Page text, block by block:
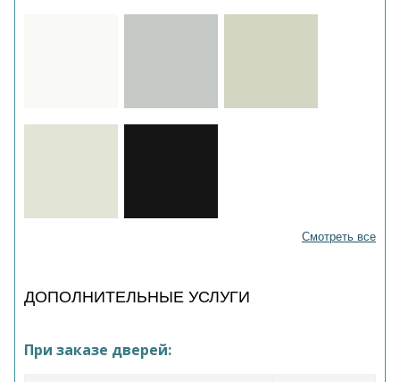
Смотреть все
ДОПОЛНИТЕЛЬНЫЕ УСЛУГИ
При заказе дверей: